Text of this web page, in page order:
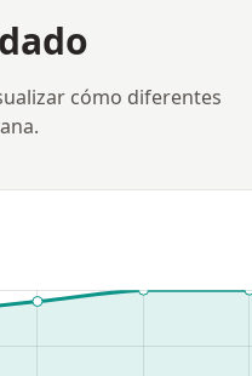
cómo diferentes